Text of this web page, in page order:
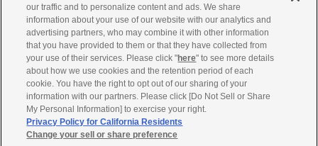
アクセシビリティ方針
古物営業法に基づく表示
お問合せ
our traffic and to personalize content and ads. We share
information about your use of our website with our analytics and
advertising partners, who may combine it with other information
that you have provided to them or that they have collected from
your use of their services. Please click "here" to see more details
about how we use cookies and the retention period of each
cookie. You have the right to opt out of our sharing of your
information with our partners. Please click [Do Not Sell or Share
My Personal Information] to exercise your right.
Privacy Policy for California Residents
Change your sell or share preference